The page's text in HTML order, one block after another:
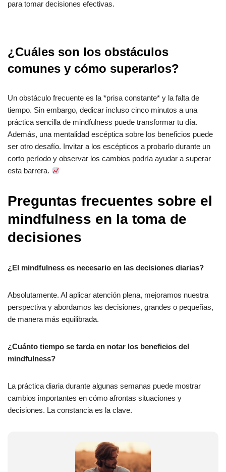
para tomar decisiones efectivas.
¿Cuáles son los obstáculos
comunes y cómo superarlos?
Un obstáculo frecuente es la *prisa constante* y la falta de
tiempo. Sin embargo, dedicar incluso cinco minutos a una
práctica sencilla de mindfulness puede transformar tu día.
Además, una mentalidad escéptica sobre los beneficios puede
ser otro desafío. Invitar a los escépticos a probarlo durante un
corto período y observar los cambios podría ayudar a superar
esta barrera.
Preguntas frecuentes sobre el
mindfulness en la toma de
decisiones
¿El mindfulness es necesario en las decisiones diarias?
Absolutamente. Al aplicar atención plena, mejoramos nuestra
perspectiva y abordamos las decisiones, grandes o pequeñas,
de manera más equilibrada.
¿Cuánto tiempo se tarda en notar los beneficios del
mindfulness?
La práctica diaria durante algunas semanas puede mostrar
cambios importantes en cómo afrontas situaciones y
decisiones. La constancia es la clave.